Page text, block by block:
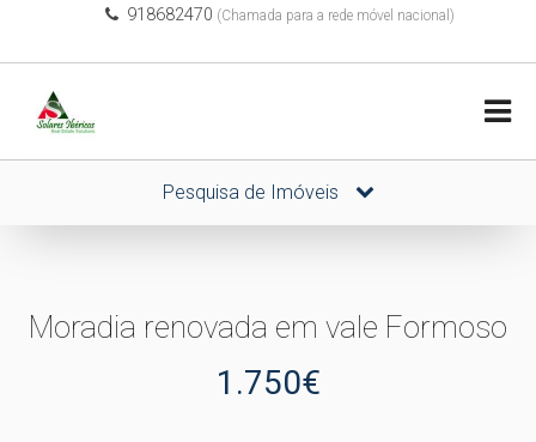
918682470 (Chamada para a rede móvel nacional)
Pesquisa de Imóveis
Moradia renovada em vale Formoso
1.750€